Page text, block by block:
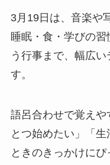
3月19日は、音楽や
睡眠・食・学びの
う行事まで、幅広
す。
語呂合わせで覚え
とつ始めたい」「
ときのきっかけにぴ